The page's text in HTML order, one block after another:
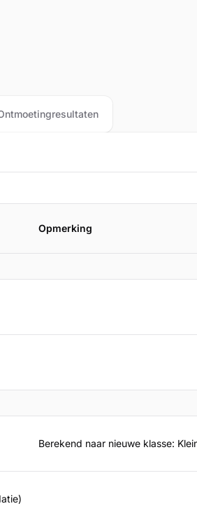
Opmerking
Berekend naar nieuwe klasse: